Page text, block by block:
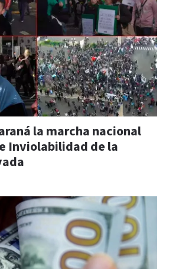
la marcha nacional
Inviolabilidad de la